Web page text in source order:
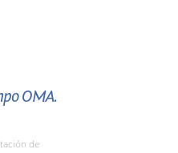
OMA.
de